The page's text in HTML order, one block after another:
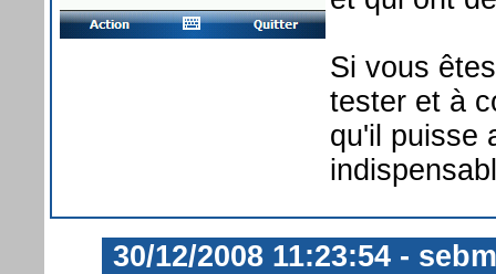
Si vous
tester et à
qu'il puisse
30/12/2008 11:23:54 -